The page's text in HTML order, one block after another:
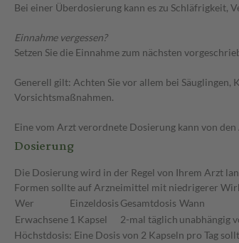
Bei einer Überdosierung kann es zu Schläfrigkeit,
Einnahme vergessen?
Setzen Sie die Einnahme zum nächsten
Generell gilt: Achten Sie vor allem bei
Vorsichtsmaßnahmen.
Eine vom Arzt verordnete Dosierung kann von
Dosierung
Die Dosierung wird in der Regel von Ihrem Arzt
Formen sollte auf Arzneimittel mit niedrigerer
Wer
Einzeldosis Gesamtdosis Wann
Erwachsene 1 Kapsel 2-mal täglich unabhängig
Höchstdosis: Eine Dosis von 2 Kapseln pro Tag